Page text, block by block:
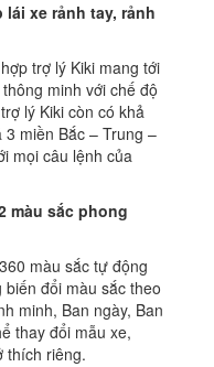
xe rảnh tay, rảnh
trợ lý Kiki mang tới
minh với chế độ
lý Kiki còn có khả
miền Bắc – Trung –
mọi câu lệnh của
màu sắc phong
màu sắc tự động
đổi màu sắc theo
minh, Ban ngày, Ban
thay đổi mẫu xe,
thích riêng.